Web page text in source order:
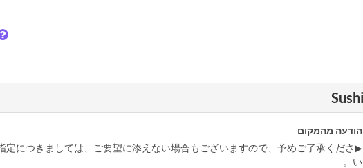
הודעה מהמקום
定につきましては、ご要望に添えない場合もございますので、予めご了承くださ
い。